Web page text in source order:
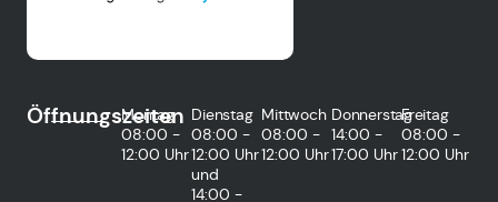
Öffnungszeiten
Montag
08:00 -
12:00 Uhr
Dienstag
08:00 -
12:00 Uhr
und
14:00 -
Mittwoch
08:00 -
12:00 Uhr
Donnerstag
14:00 -
17:00 Uhr
Freitag
08:00 -
12:00 Uhr